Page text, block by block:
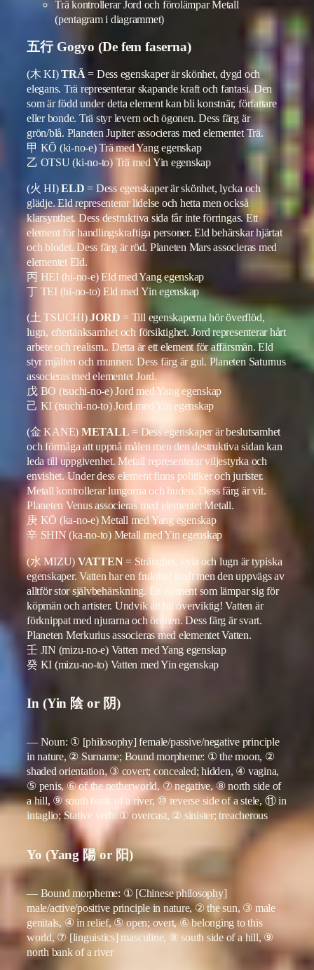
Trä kontrollerar Jord och förolämpar Metall
(pentagram i diagrammet)
五行 Gogyo (De fem faserna)
(木 KI)TRÄ= Dess egenskaper är skönhet, dygd och
elegans. Trä representerar skapande kraft och fantasi. Den
som är född under detta element kan bli konstnär, författare
eller bonde. Trä styr levern och ögonen. Dess färg är
grön/blå. Planeten Jupiter associeras med elementet Trä.
甲 KŌ (ki-no-e) Trä med Yang egenskap
乙 OTSU (ki-no-to) Trä med Yin egenskap
(火 HI)ELD = Dess egenskaper är skönhet, lycka och
glädje. Eld representerar lidelse och hetta men också
klarsynthet. Dess destruktiva sida får inte förringas. Ett
element för handlingskraftiga personer. Eld behärskar hjärtat
och blodet. Dess färg är röd. Planeten Mars associeras med
elementet Eld.
丙 HEI (hi-no-e) Eld med Yang egenskap
丁 TEI (hi-no-to) Eld med Yin egenskap
(土 TSUCHI)JORD = Till egenskaperna hör överflöd,
lugn, eftertänksamhet och försiktighet. Jord representerar hårt
arbete och realism.. Detta är ett element för affärsmän. Eld
styr mjälten och munnen. Dess färg är gul. Planeten Saturnus
associeras med elementet Jord.
戊 BO (tsuchi-no-e) Jord med Yang egenskap
己 KI (tsuchi-no-to) Jord med Yin egenskap
(金 KANE) METALL = Dess egenskaper är beslutsamhet
och förmåga att uppnå målen men den destruktiva sidan kan
leda till uppgivenhet. Metall representerar viljestyrka och
envishet. Under dess element finns politiker och jurister.
Metall kontrollerar lungorna och huden. Dess färg är vit.
Planeten Venus associeras med elementet Metall.
庚 KŌ (ka-no-e) Metall med Yang egenskap
辛 SHIN (ka-no-to) Metall med Yin egenskap
(水 MIZU) VATTEN= Stränghet, kyla och lugn är typiska
egenskaper. Vatten har en fruktbar kraft men den uppvägs av
alltför stor självbehärskning. Ett element som lämpar sig för
köpmän och artister. Undvik att bli överviktig! Vatten är
förknippat med njurarna och öronen. Dess färg är svart.
Planeten Merkurius associeras med elementet Vatten.
壬 JIN (mizu-no-e) Vatten med Yang egenskap
癸 KI (mizu-no-to) Vatten med Yin egenskap
In (Yin 陰 or 阴)
— Noun: ① [philosophy] female/passive/negative principle
in nature, ② Surname; Bound morpheme: ① the moon, ②
shaded orientation, ③ covert; concealed; hidden, ④ vagina,
⑤ penis, ⑥ of the netherworld, ⑦ negative, ⑧ north side of
a hill, ⑨ south bank of a river, ⑩ reverse side of a stele, ⑪ in
intaglio; Stative verb: ① overcast, ② sinister; treacherous
Yo (Yang 陽 or 阳)
— Bound morpheme: ① [Chinese philosophy]
male/active/positive principle in nature, ② the sun, ③ male
genitals, ④ in relief, ⑤ open; overt, ⑥ belonging to this
world, ⑦ [linguistics] masculine, ⑧ south side of a hill, ⑨
north bank of a river